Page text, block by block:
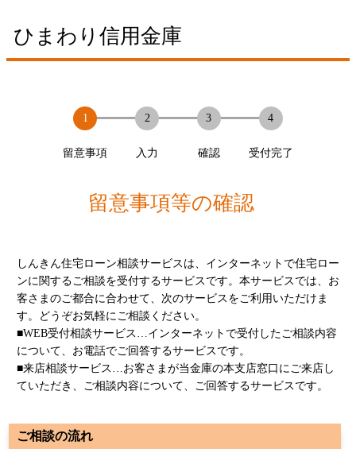
ひまわり信用金庫
留意事項 入力 確認 受付完了
留意事項等の確認
しんきん住宅ローン相談サービスは、インターネットで住宅ロー
ンに関するご相談を受付するサービスです。本サービスでは、お
客さまのご都合に合わせて、次のサービスをご利用いただけま
す。どうぞお気軽にご相談ください。
■WEB受付相談サービス…インターネットで受付したご相談内容
について、お電話でご回答するサービスです。
■来店相談サービス…お客さまが当金庫の本支店窓口にご来店し
ていただき、ご相談内容について、ご回答するサービスです。
ご相談の流れ